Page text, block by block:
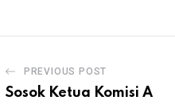
PREVIOUS POST
Sosok Ketua Komisi A